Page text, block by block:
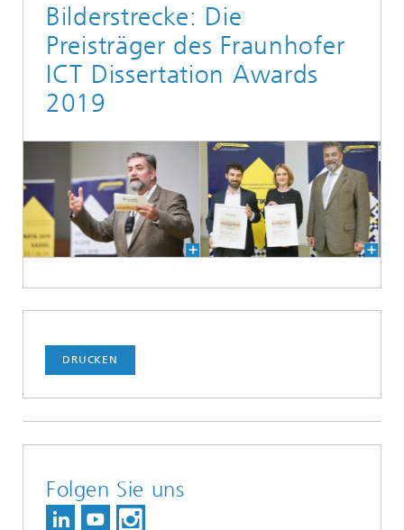
Bilderstrecke: Die
Preisträger des Fraunhofer
ICT Dissertation Awards
2019
DRUCKEN
Folgen Sie uns